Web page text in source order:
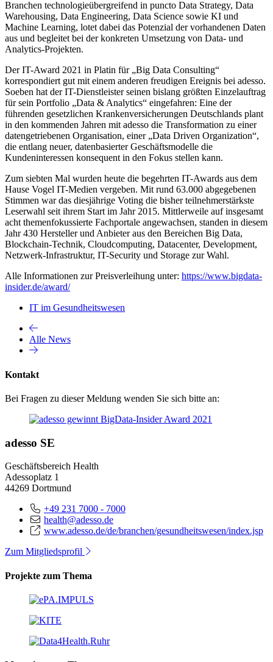
Branchen technologieübergreifend in puncto Data Strategy, Data
Warehousing, Data Engineering, Data Science sowie KI und
Machine Learning, lotet dabei das Potenzial der vorhandenen Daten
aus und begleitet bei der konkreten Umsetzung von Data- und
Analytics-Projekten.
Der IT-Award 2021 in Platin für „Big Data Consulting“
korrespondiert gut mit einem anderen freudigen Ereignis bei adesso.
Soeben hat der IT-Dienstleister seinen bislang größten Einzelauftrag
für sein Portfolio „Data & Analytics“ eingefahren: Eine der
führenden gesetzlichen Krankenversicherungen Deutschlands plant
in den kommenden Jahren mit adesso die Transformation zu einer
datengetriebenen Organisation, einer „Data Driven Organization“,
die entlang neuer, datenbasierter Geschäftsmodelle die
Kundeninteressen konsequent in den Fokus stellen kann.
Zum siebten Mal wurden heute die begehrten IT-Awards aus dem
Hause Vogel IT-Medien vergeben. Mit rund 63.000 abgegebenen
Stimmen war das diesjährige Voting die bisher teilnehmerstärkste
Leserwahl seit ihrem Start im Jahr 2015. Mittlerweile auf insgesamt
acht themenfokussierte Fachportale angewachsen, standen in diesem
Jahr 430 Hersteller und Anbieter aus den Bereichen Big Data,
Blockchain-Technik, Cloudcomputing, Datacenter, Development,
Netzwerk-Infrastruktur, IT-Security und Storage zur Wahl.
Alle Informationen zur Preisverleihung unter: https://www.bigdata-
insider.de/award/
IT im Gesundheitswesen
Alle News
Kontakt
Bei Fragen zu dieser Meldung wenden Sie sich bitte an:
adesso SE
Geschäftsbereich Health
Adessoplatz 1
44269 Dortmund
+49 231 7000 - 7000
health@adesso.de
www.adesso.de/de/branchen/gesundheitswesen/index.jsp
Zum Mitgliedsprofil
Projekte zum Thema